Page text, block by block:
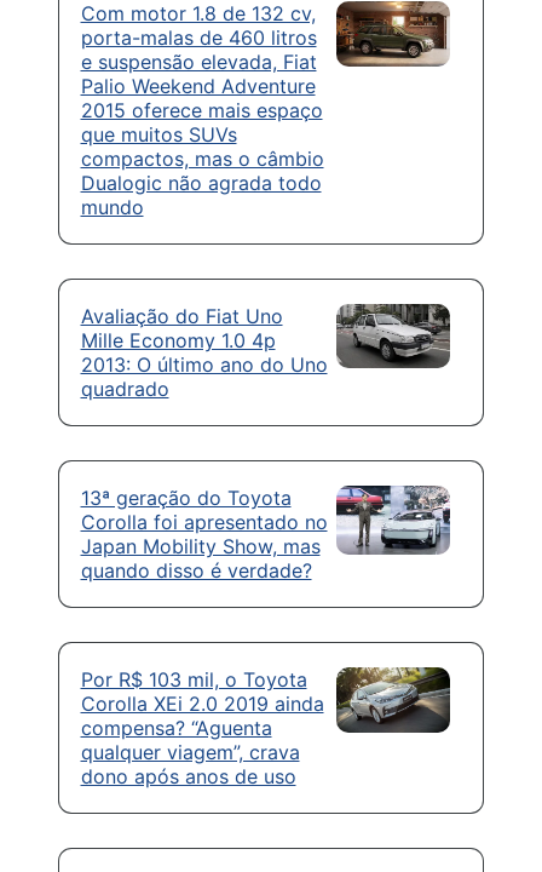
Com motor 1.8 de 132 cv,
porta-malas de 460 litros
e suspensão elevada, Fiat
Palio Weekend Adventure
2015 oferece mais espaço
que muitos SUVs
compactos, mas o câmbio
Dualogic não agrada todo
mundo
Avaliação do Fiat Uno
Mille Economy 1.0 4p
2013: O último ano do Uno
quadrado
13ª geração do Toyota
Corolla foi apresentado no
Japan Mobility Show, mas
quando disso é verdade?
Por R$ 103 mil, o Toyota
Corolla XEi 2.0 2019 ainda
compensa? “Aguenta
qualquer viagem”, crava
dono após anos de uso